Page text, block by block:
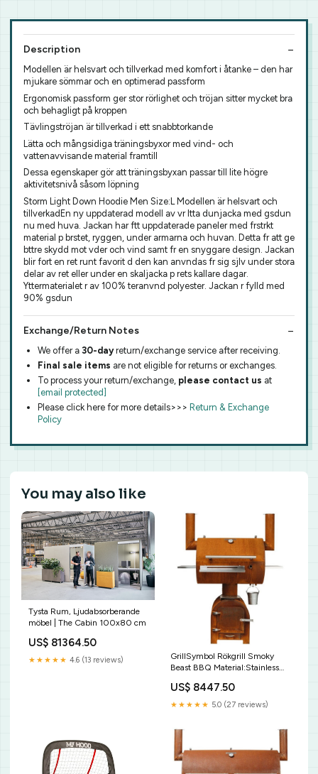
Description
Modellen är helsvart och tillverkad med komfort i åtanke – den har
mjukare sömmar och en optimerad passform
Ergonomisk passform ger stor rörlighet och tröjan sitter mycket bra
och behagligt på kroppen
Tävlingströjan är tillverkad i ett snabbtorkande
Lätta och mångsidiga träningsbyxor med vind- och
vattenavvisande material framtill
Dessa egenskaper gör att träningsbyxan passar till lite högre
aktivitetsnivå såsom löpning
Storm Light Down Hoodie Men Size:L Modellen är helsvart och
tillverkadEn ny uppdaterad modell av vr ltta dunjacka med gsdun
nu med huva. Jackan har ftt uppdaterade paneler med frstrkt
material p brstet, ryggen, under armarna och huvan. Detta fr att ge
bttre skydd mot vder och vind samt fr en snyggare design. Jackan
blir fort en ret runt favorit d den kan anvndas fr sig sjlv under stora
delar av ret eller under en skaljacka p rets kallare dagar.
Yttermaterialet r av 100% teranvnd polyester. Jackan r fylld med
90% gsdun
Exchange/Return Notes
We offer a 30-dayreturn/exchange service after receiving.
Final sale items are not eligible for returns or exchanges.
To process your return/exchange, please contact us at
[email protected]
Please click here for more details>>> Return & Exchange
Policy
You may also like
Tysta Rum, Ljudabsorberande
möbel | The Cabin 100x80 cm
US$ 81364.50
★★★★★ 4.6 (13 reviews)
GrillSymbol Rökgrill Smoky
Beast BBQ Material:Stainless
US$ 8447.50
★★★★★ 5.0 (27 reviews)